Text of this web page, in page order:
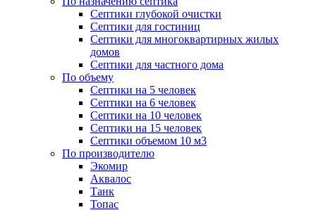
Септики глубокой очистки
Септики для гостиниц
Септики для многоквартирных жилых
домов
Септики для частного дома
По объему
Септики на 5 человек
Септики на 6 человек
Септики на 10 человек
Септики на 15 человек
Септики объемом 10 м3
По производителю
Экомир
Аквалос
Танк
Топас